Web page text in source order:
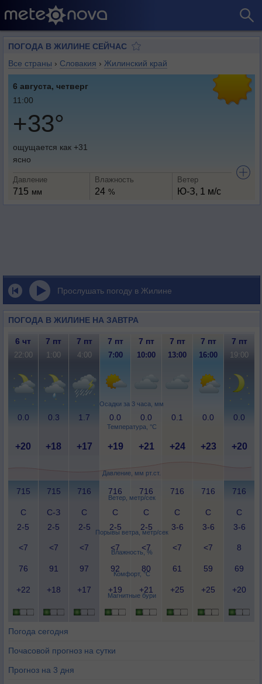
ПОГОДА В ЖИЛИНЕ СЕЙЧАС
Все страны › Словакия › Жилинский край
6 августа, четверг
11:00
+33°
ощущается как +31
ясно
Давление
715 мм
Влажность
24 %
Ветер
Ю-З, 1 м/с
Прослушать погоду в Жилине
ПОГОДА В ЖИЛИНЕ НА ЗАВТРА
Осадки за 3 часа, мм
Температура, °C
Давление, мм рт.ст.
Ветер, метр/сек
Порывы ветра, метр/сек
Влажность, %
Комфорт, °C
Магнитные бури
6 чт 7 пт 7 пт 7 пт 7 пт 7 пт 7 пт 7 пт
22:00 1:00 4:00 7:00 10:00 13:00 16:00 19:00
0.0 0.3 1.7 0.0 0.0 0.1 0.0 0.0
+20 +18 +17 +19 +21 +24 +23 +20
715 715 716 716 716 716 716 716
С
2-5
С-З
2-5
С
2-5
С
2-5
С
2-5
С
3-6
С
3-6
С
3-6
<7 <7 <7 <7 <7 <7 <7 8
76 91 97 92 80 61 59 69
+22 +18 +17 +19 +21 +25 +25 +20
Погода сегодня
Почасовой прогноз на сутки
Прогноз на 3 дня